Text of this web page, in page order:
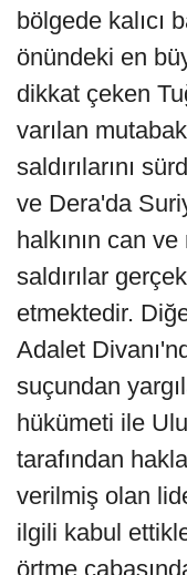
bölgede kalıcı
önündeki en
dikkat çeken
varılan
saldırılarını
ve Dera'da
halkının can
saldırılar
etmektedir.
Adalet
suçundan
hükümeti ile
tarafından
verilmiş olan
ilgili kabul
örtme